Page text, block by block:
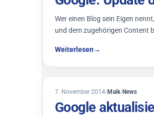
Wer einen Blog sein Eigen
und dem zugehörigen Content
Weiterlesen→
7. November 2014 Maik News
Google